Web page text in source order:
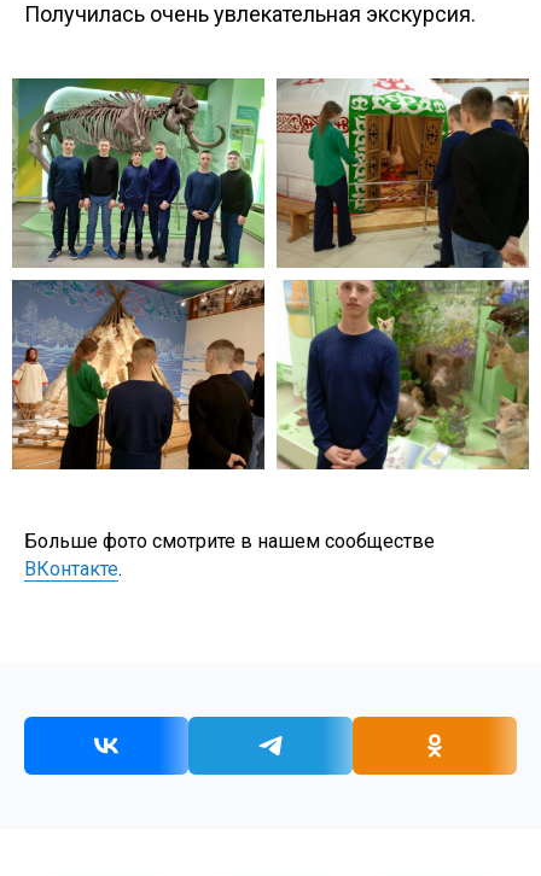
Получилась очень увлекательная экскурсия.
Больше фото смотрите в нашем сообществе
ВКонтакте.